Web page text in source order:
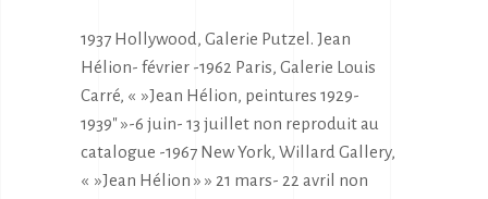
1937 Hollywood, Galerie Putzel. Jean
Hélion- février -1962 Paris, Galerie Louis
Carré, « »Jean Hélion, peintures 1929-
1939″ »-6 juin- 13 juillet non reproduit au
catalogue -1967 New York, Willard Gallery,
« »Jean Hélion » » 21 mars- 22 avril non